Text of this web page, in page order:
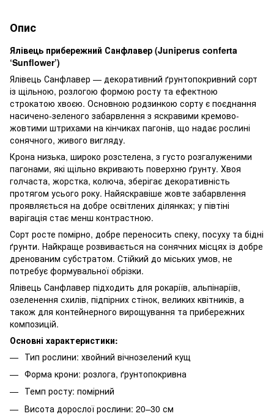
Опис
Ялівець прибережний Санфлавер (Juniperus conferta
‘Sunflower’)
Ялівець Санфлавер — декоративний ґрунтопокривний сорт
із щільною, розлогою формою росту та ефектною
строкатою хвоєю. Основною родзинкою сорту є поєднання
насичено-зеленого забарвлення з яскравими кремово-
жовтими штрихами на кінчиках пагонів, що надає рослині
сонячного, живого вигляду.
Крона низька, широко розстелена, з густо розгалуженими
пагонами, які щільно вкривають поверхню ґрунту. Хвоя
голчаста, жорстка, колюча, зберігає декоративність
протягом усього року. Найяскравіше жовте забарвлення
проявляється на добре освітлених ділянках; у півтіні
варігація стає менш контрастною.
Сорт росте помірно, добре переносить спеку, посуху та бідні
ґрунти. Найкраще розвивається на сонячних місцях із добре
дренованим субстратом. Стійкий до міських умов, не
потребує формувальної обрізки.
Ялівець Санфлавер підходить для рокаріїв, альпінаріїв,
озеленення схилів, підпірних стінок, великих квітників, а
також для контейнерного вирощування та прибережних
композицій.
Основні характеристики:
Тип рослини: хвойний вічнозелений кущ
Форма крони: розлога, ґрунтопокривна
Темп росту: помірний
Висота дорослої рослини: 20–30 см